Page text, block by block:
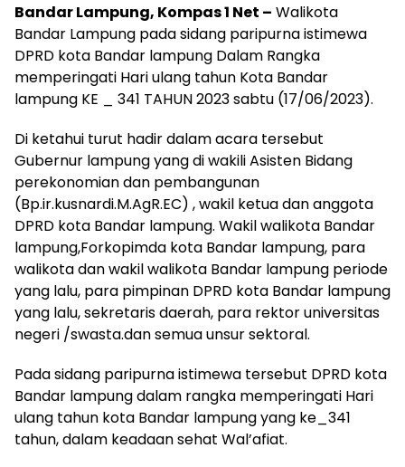
Bandar Lampung, Kompas 1 Net – Walikota
Bandar Lampung pada sidang paripurna istimewa
DPRD kota Bandar lampung Dalam Rangka
memperingati Hari ulang tahun Kota Bandar
lampung KE _ 341 TAHUN 2023 sabtu (17/06/2023).
Di ketahui turut hadir dalam acara tersebut
Gubernur lampung yang di wakili Asisten Bidang
perekonomian dan pembangunan
(Bp.ir.kusnardi.M.AgR.EC) , wakil ketua dan anggota
DPRD kota Bandar lampung. Wakil walikota Bandar
lampung,Forkopimda kota Bandar lampung, para
walikota dan wakil walikota Bandar lampung periode
yang lalu, para pimpinan DPRD kota Bandar lampung
yang lalu, sekretaris daerah, para rektor universitas
negeri /swasta.dan semua unsur sektoral.
Pada sidang paripurna istimewa tersebut DPRD kota
Bandar lampung dalam rangka memperingati Hari
ulang tahun kota Bandar lampung yang ke_341
tahun, dalam keadaan sehat Wal’afiat.